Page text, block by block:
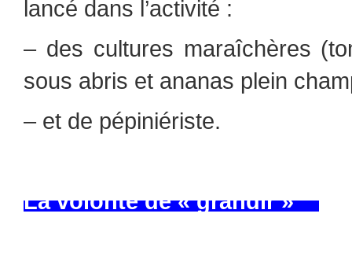
lancé dans l’activité :
– des cultures maraîchères
sous abris et ananas plein
– et de pépiniériste.
La volonté de « grandir »